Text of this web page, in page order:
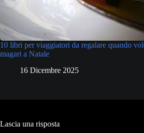
10 libri per viaggiatori da regalare quando
magari a Natale
16 Dicembre 2025
Lascia una risposta